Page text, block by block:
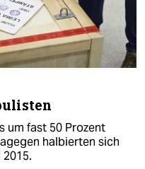
um fast 50 Prozent
halbierten sich